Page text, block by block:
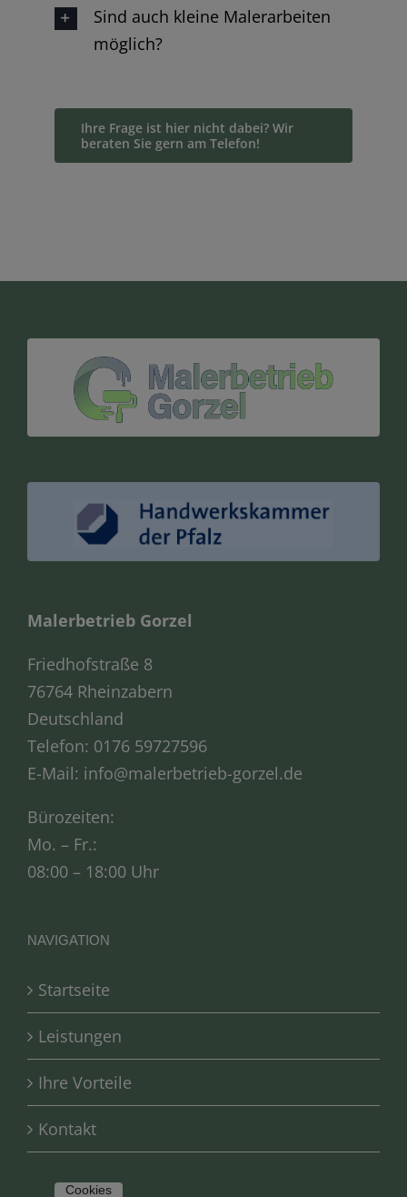
Sind auch kleine Malerarbeiten
möglich?
Ihre Frage ist hier nicht dabei? Wir
beraten Sie gern am Telefon!
Malerbetrieb Gorzel
Friedhofstraße 8
76764 Rheinzabern
Deutschland
Telefon: 0176 59727596
E-Mail: info@malerbetrieb-gorzel.de
Bürozeiten:
Mo. – Fr.:
08:00 – 18:00 Uhr
NAVIGATION
Startseite
Leistungen
Ihre Vorteile
Kontakt
Cookies